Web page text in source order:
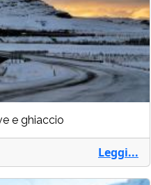
e ghiaccio
Leggi...